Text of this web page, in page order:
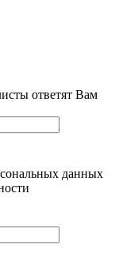
ответят Вам
данных